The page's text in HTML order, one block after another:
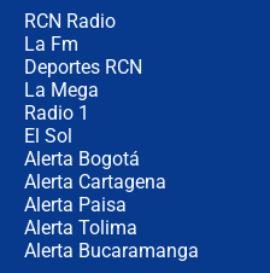
RCN Radio
La Fm
Deportes RCN
La Mega
Radio 1
El Sol
Alerta Bogotá
Alerta Cartagena
Alerta Paisa
Alerta Tolima
Alerta Bucaramanga